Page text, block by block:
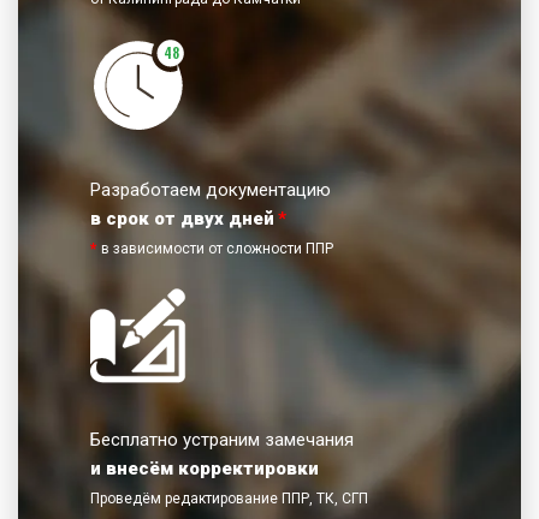
остановить нажатие на стенку, освободить ковш от
грунта и повторить удаление из-под грани стенки там,
где ещё остается грунт.
Установка удлиняющих стенок
После установки основной камеры допускается
установка инвентарных удлиняющих стенок. Для
соединения удлиняющего блока и камеры
используются соединители и пальцы со шплинтами.
При вдавливании нажатие осуществляется также на
верхнюю усиленную грань удлиняющей стенки.
Демонтаж ограждения
Процесс поднятия ограждения выполняется в
обратном порядке процесса установки с
соблюдением тех же технических требований. Шаг
поднятия элементов не должен превышать 10-20 см.
Элементы должны подниматься равномерно с
48
Разработаем документацию
в срок от двух дней *
* в зависимости от сложности ППР
Бесплатно устраним замечания
и внесём корректировки
Проведём редактирование ППР, ТК, СГП